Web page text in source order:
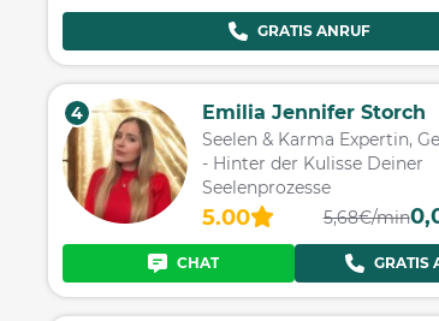
GRATIS ANRUF
4 Emilia Jennifer Storch
Seelen & Karma Expertin,
- Hinter der Kulisse Deiner
Seelenprozesse
5.00 5,68€/min
CHAT GRATIS